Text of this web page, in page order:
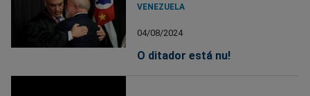
VENEZUELA
04/08/2024
O ditador está nu!